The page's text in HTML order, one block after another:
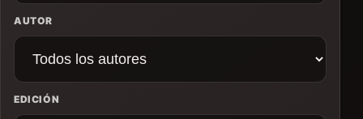
AUTOR
EDICIÓN